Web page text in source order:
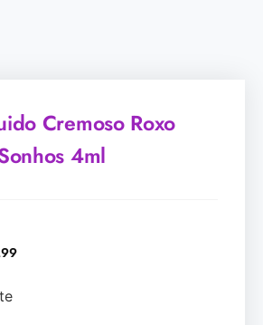
Cremoso Roxo
4ml